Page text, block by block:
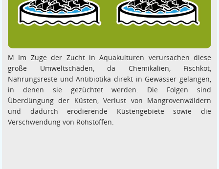
M Im Zuge der Zucht in Aquakulturen verursachen diese
große Umweltschäden, da Chemikalien, Fischkot,
Nahrungsreste und Antibiotika direkt in Gewässer gelangen,
in denen sie gezüchtet werden. Die Folgen sind
Überdüngung der Küsten, Verlust von Mangrovenwäldern
und dadurch erodierende Küstengebiete sowie die
Verschwendung von Rohstoffen.